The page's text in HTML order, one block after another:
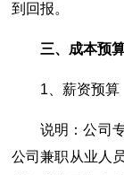
到回报。
三、成本预
1、薪资预算
说明：公司
公司兼职从业人